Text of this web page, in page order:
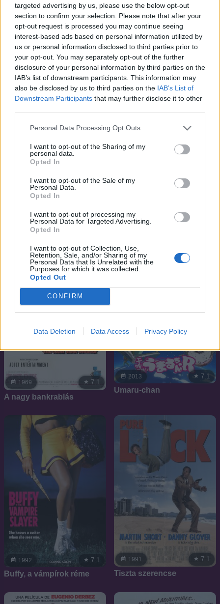
targeted advertising by us, please use the below opt-out
section to confirm your selection. Please note that after your
opt-out request is processed you may continue seeing
interest-based ads based on personal information utilized by
us or personal information disclosed to third parties prior to
your opt-out. You may separately opt-out of the further
disclosure of your personal information by third parties on the
IAB’s list of downstream participants. This information may
also be disclosed by us to third parties on the IAB’s List of
Downstream Participants that may further disclose it to other
Personal Data Processing Opt Outs
I want to opt-out of the Sharing of my
personal data.
Opted In
I want to opt-out of the Sale of my
Personal Data.
Opted In
I want to opt-out of processing my
Personal Data for Targeted Advertising.
Opted In
I want to opt-out of Collection, Use,
Retention, Sale, and/or Sharing of my
Personal Data that Is Unrelated with the
Purposes for which it was collected.
Opted Out
CONFIRM
Data Deletion Data Access Privacy Policy
2019 5.5
Startup szerelem
2021 7.6
A renitens nyomoz
1994
nagy kalandja
1969 7.1
A nagy bankrablás
2013 7.1
Umaru-chan
1992 7.1
Buffy, a vámpírok réme
1991 7.1
Tiszta szerencse